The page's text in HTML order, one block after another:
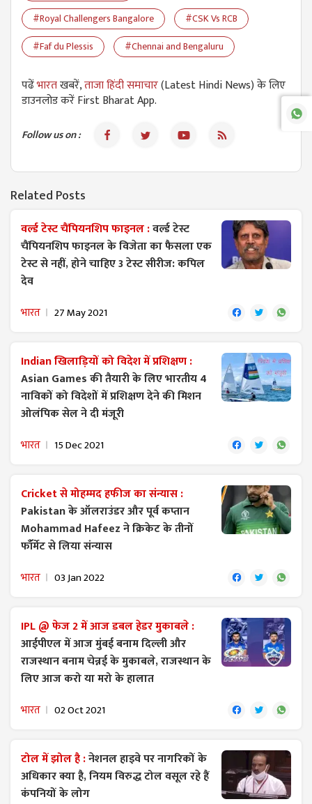
#Royal Challengers Bangalore
#CSK Vs RCB
#Faf du Plessis
#Chennai and Bengaluru
पढेंभारतखबरें,ताजा हिंदी समाचार(Latest Hindi News) के लिए
डाउनलोड करें First Bharat App.
Follow us on :
Related Posts
वर्ल्ड टेस्ट चैंपियनशिप फाइनल :वर्ल्ड टेस्ट
चैंपियनशिप फाइनल के विजेता का फैसला एक
टेस्ट से नहीं, होने चाहिए 3 टेस्ट सीरीज: कपिल
देव
भारत 27 May 2021
Indian खिलाड़ियों को विदेश में प्रशिक्षण :
Asian Games की तैयारी के लिए भारतीय 4
नाविकों को विदेशों में प्रशिक्षण देने की मिशन
ओलंपिक सेल ने दी मंजूरी
भारत 15 Dec 2021
Cricket से मोहम्मद हफीज का संन्यास :
Pakistan के ऑलराउंडर और पूर्व कप्तान
Mohammad Hafeez ने क्रिकेट के तीनों
फॉॅर्मेट से लिया संन्यास
भारत 03 Jan 2022
IPL @ फेज 2 में आज डबल हेडर मुकाबले :
आईपीएल में आज मुंबई बनाम दिल्ली और
राजस्थान बनाम चेन्नई के मुकाबले, राजस्थान के
लिए आज करो या मरो के हालात
भारत 02 Oct 2021
टोल में झोल है :नेशनल हाइवे पर नागरिकों के
अधिकार क्या है, नियम विरुद्ध टोल वसूल रहे हैं
कंपनियों के लोग